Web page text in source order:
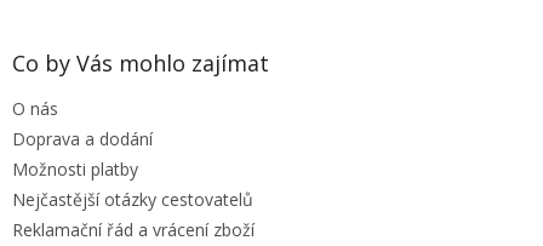
Co by Vás mohlo zajímat
O nás
Doprava a dodání
Možnosti platby
Nejčastější otázky cestovatelů
Reklamační řád a vrácení zboží